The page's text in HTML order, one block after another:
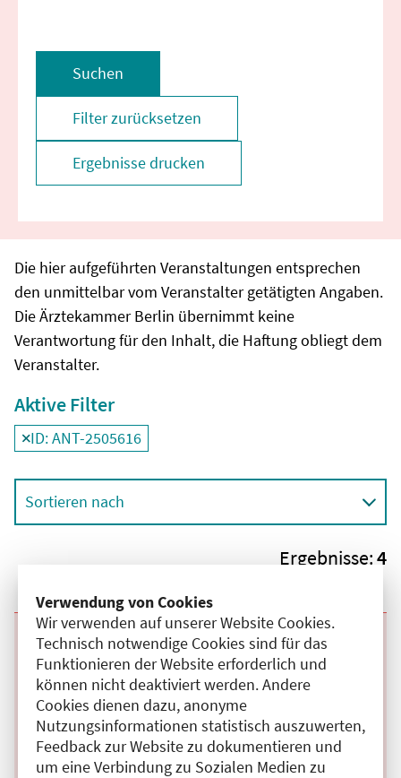
Verwendung von Cookies
Wir verwenden auf unserer Website Cookies.
Technisch notwendige Cookies sind für das
Funktionieren der Website erforderlich und
können nicht deaktiviert werden. Andere
Cookies dienen dazu, anonyme
Nutzungsinformationen statistisch auszuwerten,
Feedback zur Website zu dokumentieren und
um eine Verbindung zu Sozialen Medien zu
Suchen
Filter zurücksetzen
Ergebnisse drucken
Die hier aufgeführten Veranstaltungen entsprechen
den unmittelbar vom Veranstalter getätigten Angaben.
Die Ärztekammer Berlin übernimmt keine
Verantwortung für den Inhalt, die Haftung obliegt dem
Veranstalter.
Aktive Filter
Filter
ID: ANT-2505616
deaktivieren und Suchergebnisse neu laden
Sortieren nach
Ergebnisse:4
Beginn:
02.12.2026 Ende und Anfangszeit:
-02.12.2026 ,16:00 Uhr
Veranstaltungstitel:
Interdisziplinäre Schmerzkonferenz-
Hybridveranstaltung
Veranstaltungsort:
Charité - Universitätsmedizin Berlin, Charité
Campus Mitte, Luisenstraße , 10117 Berlin
Hybrid
Kategorie:C